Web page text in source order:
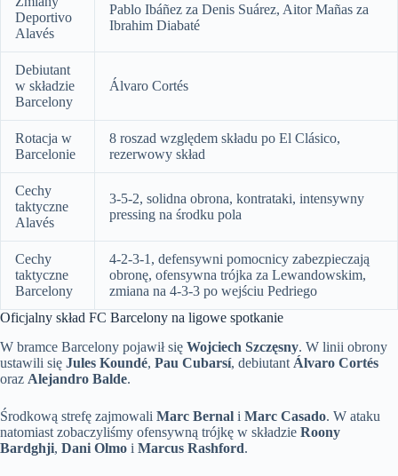
Deportivo
Alavés
Pablo Ibáñez za Denis Suárez, Aitor Mañas za
Ibrahim Diabaté
Debiutant
w składzie
Barcelony
Álvaro Cortés
Rotacja w
Barcelonie
8 roszad względem składu po El Clásico,
rezerwowy skład
Cechy
taktyczne
Alavés
3-5-2, solidna obrona, kontrataki, intensywny
pressing na środku pola
Cechy
taktyczne
Barcelony
4-2-3-1, defensywni pomocnicy zabezpieczają
obronę, ofensywna trójka za Lewandowskim,
zmiana na 4-3-3 po wejściu Pedriego
Oficjalny skład FC Barcelony na ligowe spotkanie
W bramce Barcelony pojawił się Wojciech Szczęsny. W linii obrony
ustawili się Jules Koundé, Pau Cubarsí, debiutant Álvaro Cortés
oraz Alejandro Balde.
Środkową strefę zajmowali Marc Bernal i Marc Casado. W ataku
natomiast zobaczyliśmy ofensywną trójkę w składzie Roony
Bardghji, Dani Olmo i Marcus Rashford.